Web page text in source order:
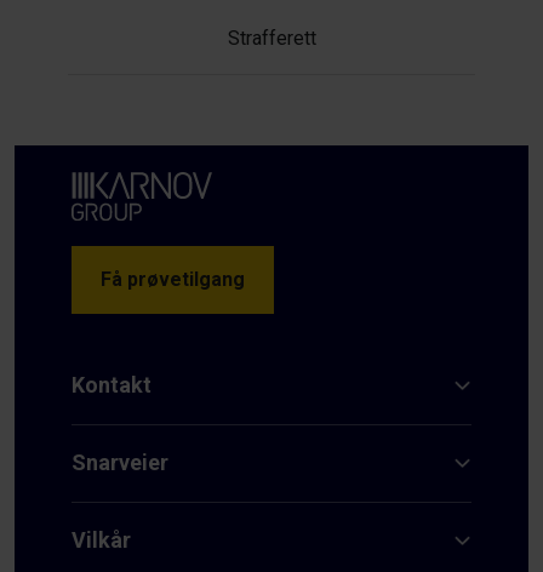
Strafferett
Få prøvetilgang
Kontakt
Snarveier
Vilkår